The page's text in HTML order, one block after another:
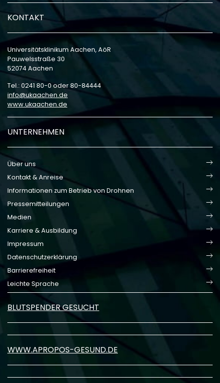
KONTAKT
Universitätsklinikum Aachen, AöR
Pauwelsstraße 30
52074 Aachen
Tel.: 0241 80-0 oder 80-84444
info
ukaachen de
www.ukaachen.de
UNTERNEHMEN
Über uns
Kontakt & Anreise
Informationen zum Betrieb von Drohnen
Pressemitteilungen
Medien
Karriere & Ausbildung
Impressum
Datenschutzerklärung
Barrierefreiheit
Leichte Sprache
BLUTSPENDER GESUCHT
WWW.APROPOS-GESUND.DE